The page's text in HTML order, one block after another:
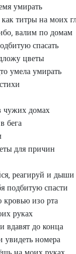
умирать
титры на моих
валим по домам
спасать
цветы
умела умирать
чужих домах
бега
для причин
реагируй и дыши
подбитую спасти
кровью изо рта
руках
вдавят до конца
увидеть номера